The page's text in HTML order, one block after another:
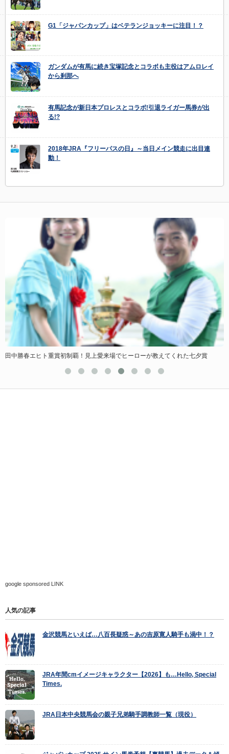
G1「ジャパンカップ」はベテランジョッキーに注目！？
ガンダムが有馬に続き宝塚記念とコラボも主役はアムロレイ
から刹那へ
有馬記念が新日本プロレスとコラボ!引退ライガー馬券が出
る!?
2018年JRA『フリーパスの日』～当日メイン競走に出目連
動！
田中勝春エヒト重賞初制覇！見上愛来場でヒーローが教えてくれた七夕賞
google sponsored LINK
人気の記事
金沢競馬といえば…八百長疑惑～あの吉原寛人騎手も渦中！？
JRA年間cmイメージキャラクター【2026】も…Hello, Special
Times.
JRA日本中央競馬会の親子兄弟騎手調教師一覧（現役）